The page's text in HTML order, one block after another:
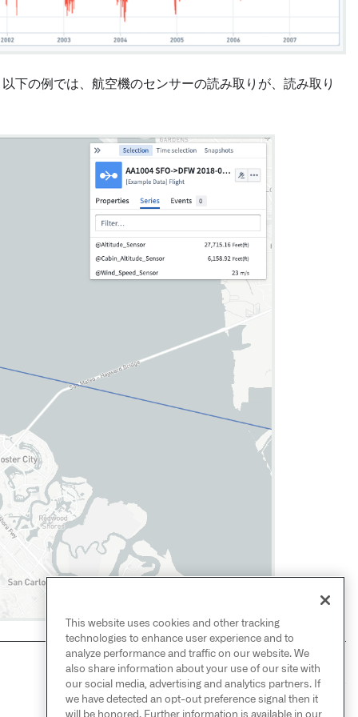
下の例では、航空機のセンサーの読み取りが、読み取り
NEXT
導関数を取る
This website uses cookies and other tracking
technologies to enhance user experience and to
analyze performance and traffic on our website. We
also share information about your use of our site with
our social media, advertising and analytics partners. If
we have detected an opt-out preference signal then it
will be honored. Further information is available in our